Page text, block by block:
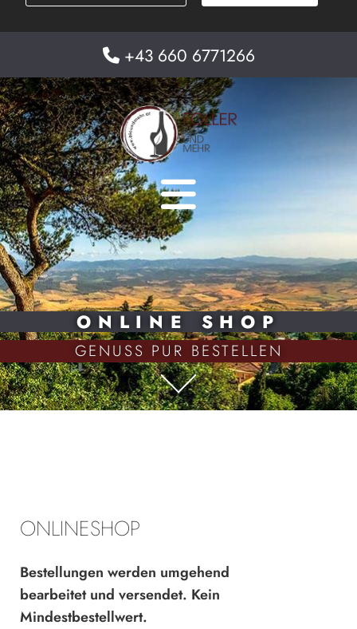
 +43 660 6771266
ONLINE SHOP
GENUSS PUR BESTELLEN
ONLINESHOP
Bestellungen werden umgehend
bearbeitet und versendet. Kein
Mindestbestellwert.